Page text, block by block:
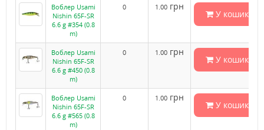
Воблер Usami
Nishin 65F-SR
6.6 g #354 (0.8
m)
0 1.00 грн
У кошик
Воблер Usami
Nishin 65F-SR
6.6 g #450 (0.8
m)
0 1.00 грн
У кошик
Воблер Usami
Nishin 65F-SR
6.6 g #565 (0.8
m)
0 1.00 грн
У кошик